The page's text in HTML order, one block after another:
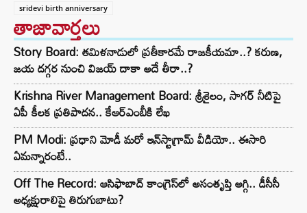
sridevi birth anniversary
తాజావార్తలు
Story Board: తమిళనాడులో ప్రతీకారమే రాజకీయమా..? కరుణ,
జయ దగ్గర నుంచి విజయ్ దాకా అదే తీరా..?
Krishna River Management Board: శ్రీశైలం, సాగర్ నీటిపై
ఏపీ కీలక ప్రతిపాదన.. కేఆర్ఎంబీకి లేఖ
PM Modi: ప్రధాని మోడీ మరో ఇన్‌స్టాగ్రామ్ వీడియో.. ఈసారి
ఏమన్నారంటే..
Off The Record: ఆసిఫాబాద్ కాంగ్రెస్‌లో అసంతృప్తి అగ్గి.. డీసీసీ
అధ్యక్షురాలిపై తిరుగుబాటు?